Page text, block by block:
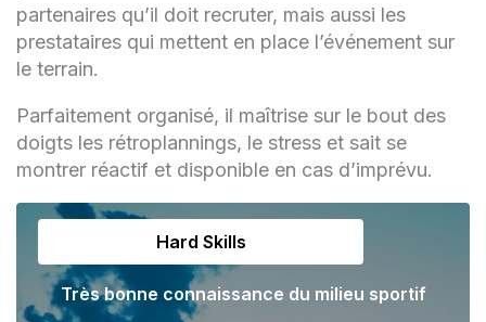
partenaires qu’il doit recruter, mais aussi les
prestataires qui mettent en place l’événement sur
le terrain.
Parfaitement organisé, il maîtrise sur le bout des
doigts les rétroplannings, le stress et sait se
montrer réactif et disponible en cas d’imprévu.
Hard Skills
Très bonne connaissance du milieu sportif